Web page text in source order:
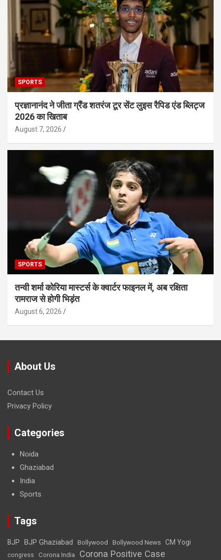
SPORTS
प्रज्ञानानंद ने जीता ग्रैंड शतरंज टूर सेंट लुइस रैपिड एंड ब्लिट्ज
2026 का खिताब
August 7, 2026
SPORTS
तन्वी शर्मा कोरिया मास्टर्स के क्वार्टर फाइनल में, अब रक्षिता
रामराज से होगी भिड़ंत
August 6, 2026
About Us
Contact Us
Privacy Policy
Categories
Noida
Ghaziabad
India
Sports
Tags
BJP BJP Ghaziabad Bollywood Bollywood News CM Yogi
congress Corona India Corona Positive Case